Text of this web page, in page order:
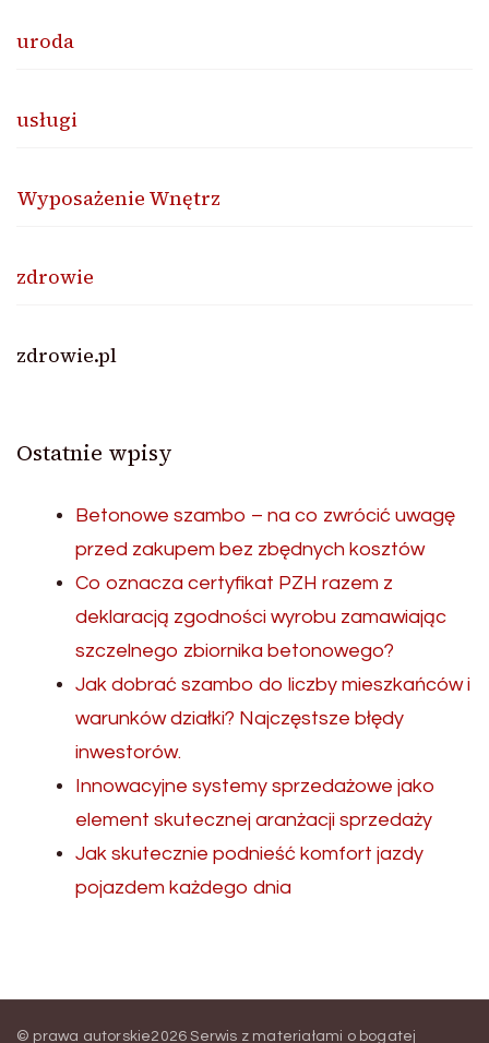
uroda
usługi
Wyposażenie Wnętrz
zdrowie
zdrowie.pl
Ostatnie wpisy
Betonowe szambo – na co zwrócić uwagę
przed zakupem bez zbędnych kosztów
Co oznacza certyfikat PZH razem z
deklaracją zgodności wyrobu zamawiając
szczelnego zbiornika betonowego?
Jak dobrać szambo do liczby mieszkańców i
warunków działki? Najczęstsze błędy
inwestorów.
Innowacyjne systemy sprzedażowe jako
element skutecznej aranżacji sprzedaży
Jak skutecznie podnieść komfort jazdy
pojazdem każdego dnia
© prawa autorskie2026Serwis z materiałami o bogatej